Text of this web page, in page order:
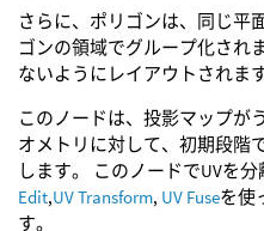
さらに、ポリゴンは、同じ平
ゴンの領域でグループ化され
ないようにレイアウトされます
このノードは、投影マップが
オメトリに対して、初期段階
します。 このノードでUVを
Edit,UV Transform, UV Fuseを使
す。